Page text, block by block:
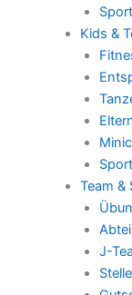
Kids &
Team &
J-